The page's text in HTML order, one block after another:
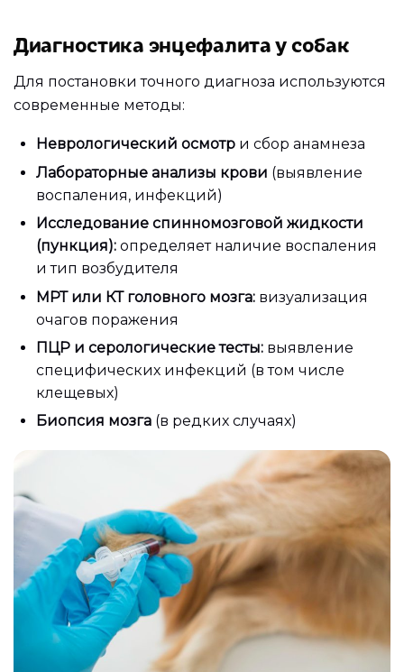
Диагностика энцефалита у собак
Для постановки точного диагноза используются
современные методы:
Неврологический осмотр и сбор анамнеза
Лабораторные анализы крови (выявление
воспаления, инфекций)
Исследование спинномозговой жидкости
(пункция): определяет наличие воспаления
и тип возбудителя
МРТ или КТ головного мозга: визуализация
очагов поражения
ПЦР и серологические тесты: выявление
специфических инфекций (в том числе
клещевых)
Биопсия мозга (в редких случаях)